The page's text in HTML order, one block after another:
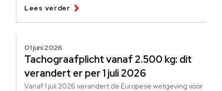
bijhouden?
Lees verder
01 juni 2026
Tachograafplicht vanaf 2.500 kg: dit
verandert er per 1 juli 2026
Vanaf 1 juli 2026 verandert de Europese wetgeving voor